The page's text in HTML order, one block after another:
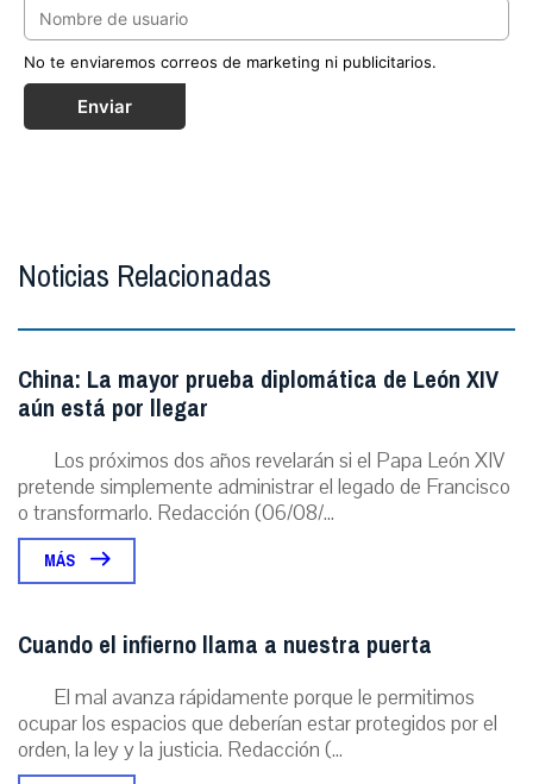
No te enviaremos correos de marketing ni publicitarios.
Enviar
Noticias Relacionadas
China: La mayor prueba diplomática de León XIV
aún está por llegar
Los próximos dos años revelarán si el Papa León XIV
pretende simplemente administrar el legado de Francisco
o transformarlo. Redacción (06/08/...
MÁS
Cuando el infierno llama a nuestra puerta
El mal avanza rápidamente porque le permitimos
ocupar los espacios que deberían estar protegidos por el
orden, la ley y la justicia. Redacción (...